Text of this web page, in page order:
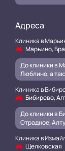
Адреса
Клиника в
Марьино,
До клиники в
Люблино, а
Клиника в
Бибирево,
До клиники в
Отрадное,
Клиника в
Щелковская